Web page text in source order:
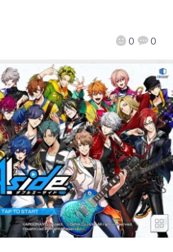
0 0